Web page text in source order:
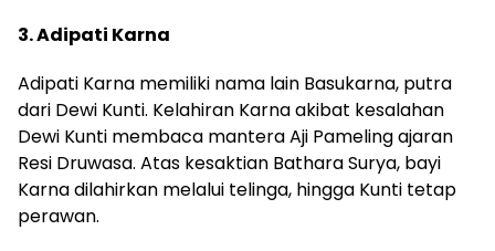
3. Adipati Karna
Adipati Karna memiliki nama lain Basukarna, putra
dari Dewi Kunti. Kelahiran Karna akibat kesalahan
Dewi Kunti membaca mantera Aji Pameling ajaran
Resi Druwasa. Atas kesaktian Bathara Surya, bayi
Karna dilahirkan melalui telinga, hingga Kunti tetap
perawan.